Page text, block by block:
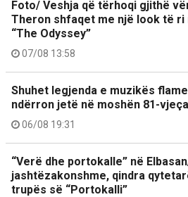
Foto/ Veshja që tërhoqi gjithë
Theron shfaqet me një look të
“The Odyssey”
07/08 13:58
Shuhet legjenda e muzikës
ndërron jetë në moshën 81-
06/08 19:31
“Verë dhe portokalle” në
jashtëzakonshme, qindra
trupës së “Portokalli”